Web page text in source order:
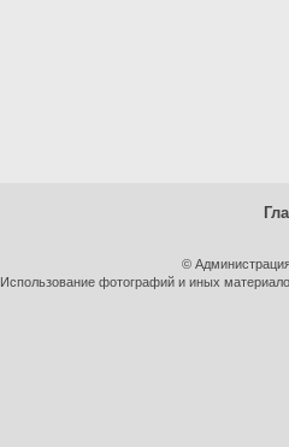
©
Использование фотографий и иных